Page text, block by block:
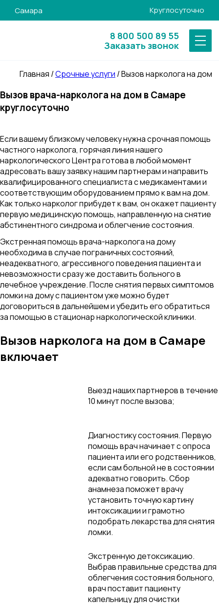
Самара Круглосуточно
8 800 500 89 55
Заказать звонок
Главная /Срочные услуги /Вызов нарколога на дом
Вызов врача-нарколога на дом в Самаре
круглосуточно
Если вашему близкому человеку нужна срочная помощь
частного нарколога, горячая линия нашего
наркологического Центра готова в любой момент
адресовать вашу заявку нашим партнерам и направить
квалифицированного специалиста с медикаментами и
соответствующим оборудованием прямо к вам на дом.
Как только нарколог прибудет к вам, он окажет пациенту
первую медицинскую помощь, направленную на снятие
абстинентного синдрома и облегчение состояния.
Экстренная помощь врача-нарколога на дому
необходима в случае пограничных состояний,
неадекватного, агрессивного поведения пациента и
невозможности сразу же доставить больного в
лечебное учреждение. После снятия первых симптомов
ломки на дому с пациентом уже можно будет
договориться в дальнейшем и убедить его обратиться
за помощью в стационар наркологической клиники.
Вызов нарколога на дом в Самаре
включает
Выезд наших партнеров в течение
10 минут после вызова;
Диагностику состояния. Первую
помощь врач начинает с опроса
пациента или его родственников,
если сам больной не в состоянии
адекватно говорить. Сбор
анамнеза поможет врачу
установить точную картину
интоксикации и грамотно
подобрать лекарства для снятия
ломки.
Экстренную детоксикацию.
Выбрав правильные средства для
облегчения состояния больного,
врач поставит пациенту
капельницу для очистки